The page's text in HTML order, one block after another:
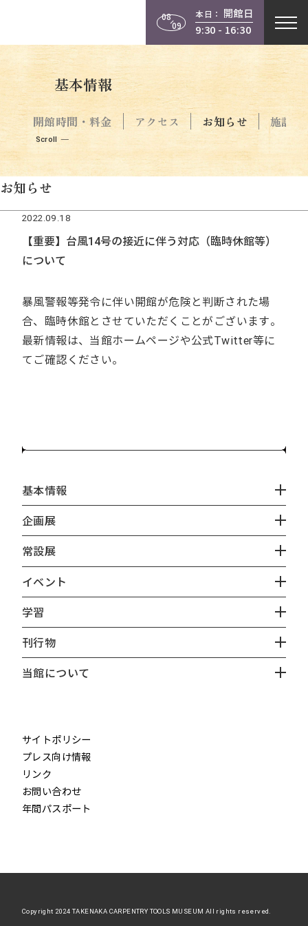
08
09
本日：
開館日
9:30 - 16:30
基本情報
開館時間・料金 アクセス お知らせ 施設案
Scroll
お知らせ
2022.09.18
【重要】台風14号の接近に伴う対応（臨時休館等）
について
暴風警報等発令に伴い開館が危険と判断された場
合、臨時休館とさせていただくことがございます。
最新情報は、当館ホームページや公式Twitter等に
てご確認ください。
基本情報
企画展
常設展
イベント
学習
刊行物
当館について
サイトポリシー
プレス向け情報
リンク
お問い合わせ
年間パスポート
Copyright 2024 TAKENAKA CARPENTRY TOOLS MUSEUM All rights reserved.